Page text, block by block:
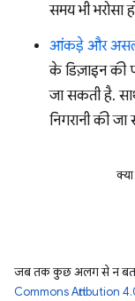
समय भी भरोसा
आंकड़े और असली
के डिज़ाइन की
जा सकती है.
निगरानी की
जब तक कुछ अलग से न
Commons Attribution